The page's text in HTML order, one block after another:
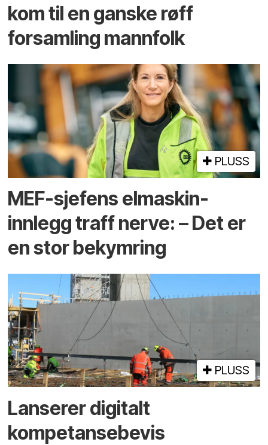
kom til en ganske røff
forsamling mannfolk
PLUSS
MEF-sjefens elmaskin-
innlegg traff nerve: – Det er
en stor bekymring
PLUSS
Lanserer digitalt
kompetansebevis